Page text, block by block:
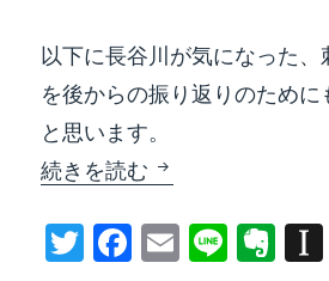
以下に長谷川が気になった、
を後からの振り返りのために
と思います。
続きを読む イベント参加レ
T F E Li E